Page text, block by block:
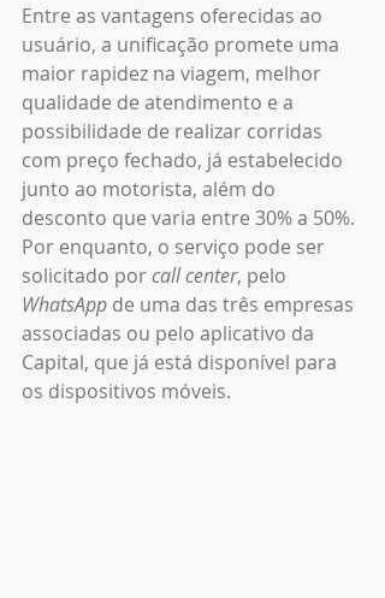
Entre as vantagens oferecidas ao
usuário, a unificação promete uma
maior rapidez na viagem, melhor
qualidade de atendimento e a
possibilidade de realizar corridas
com preço fechado, já estabelecido
junto ao motorista, além do
desconto que varia entre 30% a 50%.
Por enquanto, o serviço pode ser
solicitado por call center, pelo
WhatsApp de uma das três empresas
associadas ou pelo aplicativo da
Capital, que já está disponível para
os dispositivos móveis.